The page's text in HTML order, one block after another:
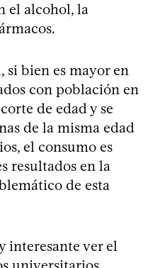
el alcohol, la
si bien es mayor en
con población en
de edad y se
de la misma edad
el consumo es
resultados en la
de esta
interesante ver el